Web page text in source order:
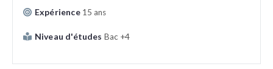
Expérience 15 ans
Niveau d'études Bac +4